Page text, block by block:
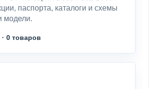
паспорта, каталоги и схемы
модели.
0 товаров